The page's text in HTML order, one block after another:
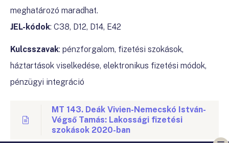
meghatározó maradhat.
JEL-kódok: C38, D12, D14, E42
Kulcsszavak: pénzforgalom, fizetési szokások,
háztartások viselkedése, elektronikus fizetési módok,
pénzügyi integráció
MT 143. Deák Vivien-Nemecskó István-
Végső Tamás: Lakossági fizetési
szokások 2020-ban